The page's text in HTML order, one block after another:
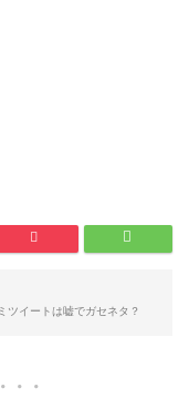
ツイートは嘘でガセネタ？